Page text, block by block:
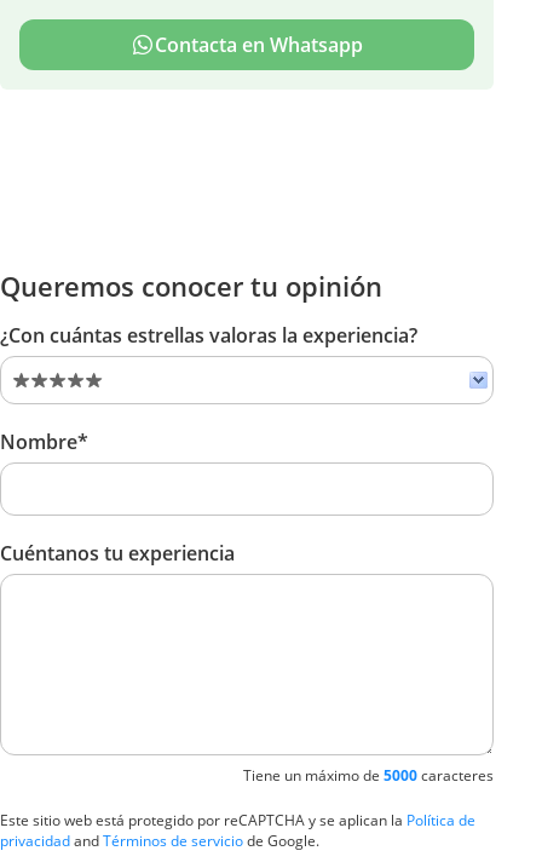
Contacta en Whatsapp
Queremos conocer tu opinión
¿Con cuántas estrellas valoras la experiencia?
Nombre*
Cuéntanos tu experiencia
Tiene un máximo de 5000caracteres
Este sitio web está protegido por reCAPTCHA y se aplican la Política de
privacidadandTérminos de serviciode Google.